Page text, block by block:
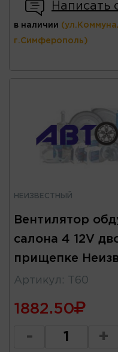
Написать
в наличии
г.Симферополь)
НЕИЗВЕСТНЫЙ
Вентилятор
салона 4 12V
прищепке
Артикул : T60
1882.50
- +